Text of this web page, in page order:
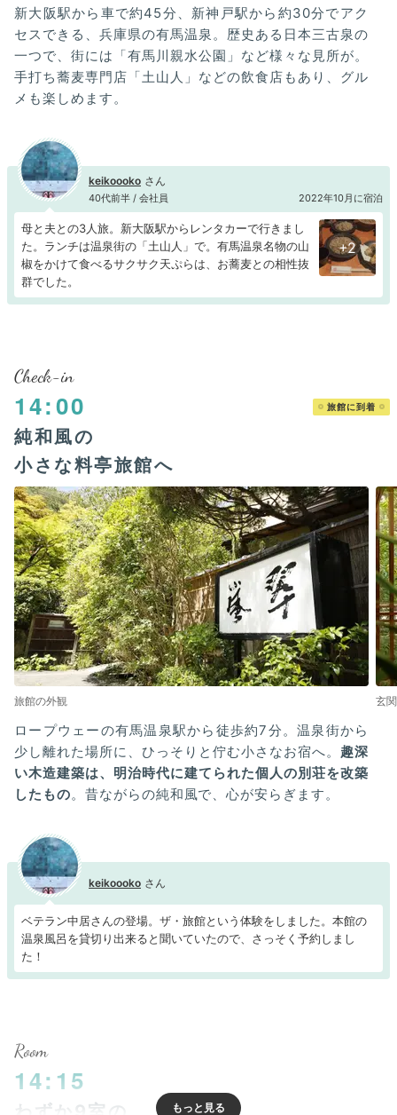
新大阪駅から車で約45分、新神戸駅から約30分でアク
セスできる、兵庫県の有馬温泉。歴史ある日本三古泉の
一つで、街には「有馬川親水公園」など様々な見所が。
手打ち蕎麦専門店「土山人」などの飲食店もあり、グル
メも楽しめます。
keikoooko
40代前半 / 会社員 2022年10月に宿泊
母と夫との3人旅。新大阪駅からレンタカーで行きまし
た。ランチは温泉街の「土山人」で。有馬温泉名物の山
椒をかけて食べるサクサク天ぷらは、お蕎麦との相性抜
群でした。
+2
Check-in
14:00 旅館に到着
純和風の
小さな料亭旅館へ
旅館の外観 玄関
ロープウェーの有馬温泉駅から徒歩約7分。温泉街から
少し離れた場所に、ひっそりと佇む小さなお宿へ。 趣深
い木造建築は、明治時代に建てられた個人の別荘を改築
したもの。昔ながらの純和風で、心が安らぎます。
keikoooko
ベテラン中居さんの登場。ザ・旅館という体験をしました。本館の
温泉風呂を貸切り出来ると聞いていたので、さっそく予約しまし
た！
Room
14:15